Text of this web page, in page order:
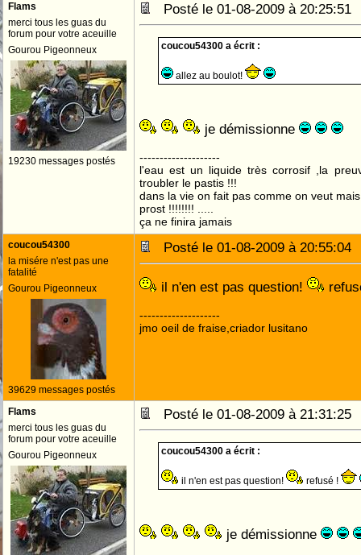
Flams
merci tous les guas du
forum pour votre aceuille
Gourou Pigeonneux
19230 messages postés
Posté le 01-08-2009 à
coucou54300 a écrit :
allez au boulot!
je démissionne
--------------------
l'eau est un liquide très corrosif ,la
troubler le pastis !!!
dans la vie on fait pas comme on veut
prost !!!!!!!! .....
ça ne finira jamais
coucou54300
la misére n'est pas une
fatalité
Gourou Pigeonneux
39629 messages postés
Posté le 01-08-2009 à
il n'en est pas question!
--------------------
jmo oeil de fraise,criador lusitano
Flams
merci tous les guas du
forum pour votre aceuille
Gourou Pigeonneux
Posté le 01-08-2009 à
coucou54300 a écrit :
il n'en est pas question! refusé !
je démissionne